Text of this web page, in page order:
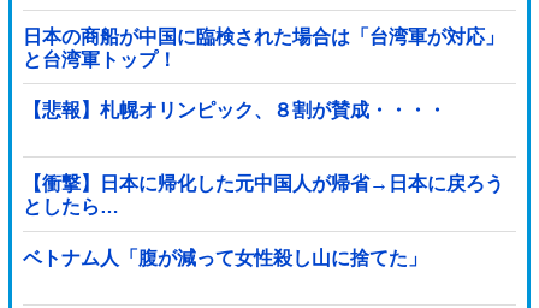
日本の商船が中国に臨検された場合は「台湾軍が対応」
と台湾軍トップ！
【悲報】札幌オリンピック、８割が賛成・・・・
【衝撃】日本に帰化した元中国人が帰省→日本に戻ろう
としたら…
ベトナム人「腹が減って女性殺し山に捨てた」